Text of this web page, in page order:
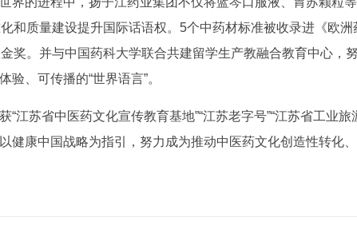
和质量建设提升国际话语权。5个中药材标准被收录进《欧洲
奖。并与中国药科大学联合共建留学生产教融合教育中心，
、可传播的“世界语言”。
苏省中医药文化宣传教育基地”“江苏老字号”“江苏省工业旅
健康中国战略为指引，努力成为推动中医药文化创造性转化